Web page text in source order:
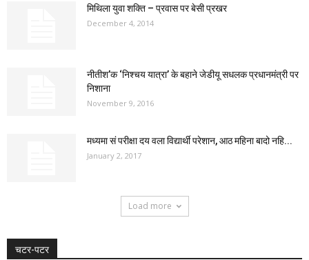
मिथिला युवा शक्ति – प्रवास पर बेसी प्रखर
December 4, 2014
नीतीश’क ‘निश्चय यात्रा’ के बहाने जेडीयू सधलक प्रधानमंत्री पर
निशाना
November 9, 2016
मध्यमा सं परीक्षा दय वला विद्यार्थी परेशान, आठ महिना बादो नहि...
January 2, 2017
Load more
चटर-पटर